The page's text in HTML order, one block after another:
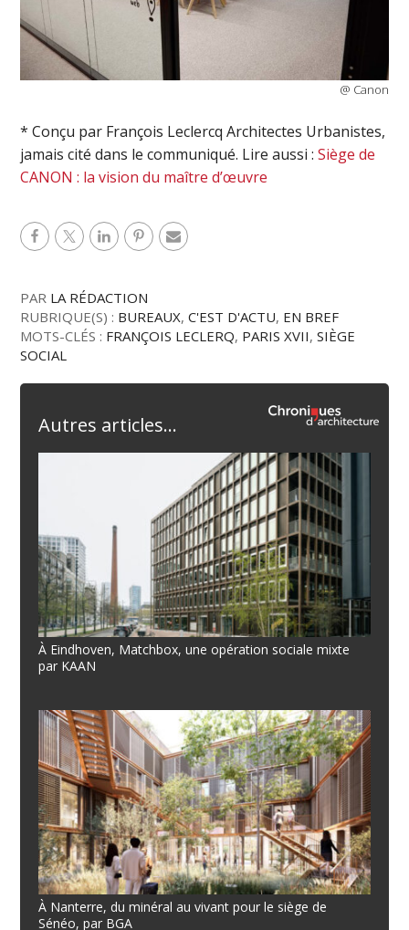
@ Canon
* Conçu par François Leclercq Architectes Urbanistes,
jamais cité dans le communiqué. Lire aussi :Siège de
CANON : la vision du maître d’œuvre
PAR LA RÉDACTION
RUBRIQUE(S) : BUREAUX,C'EST D'ACTU, EN BREF
MOTS-CLÉS : FRANÇOIS LECLERQ, PARIS XVII,SIÈGE
SOCIAL
Autres articles...
À Eindhoven, Matchbox, une opération sociale mixte
par KAAN
À Nanterre, du minéral au vivant pour le siège de
Sénéo, par BGA